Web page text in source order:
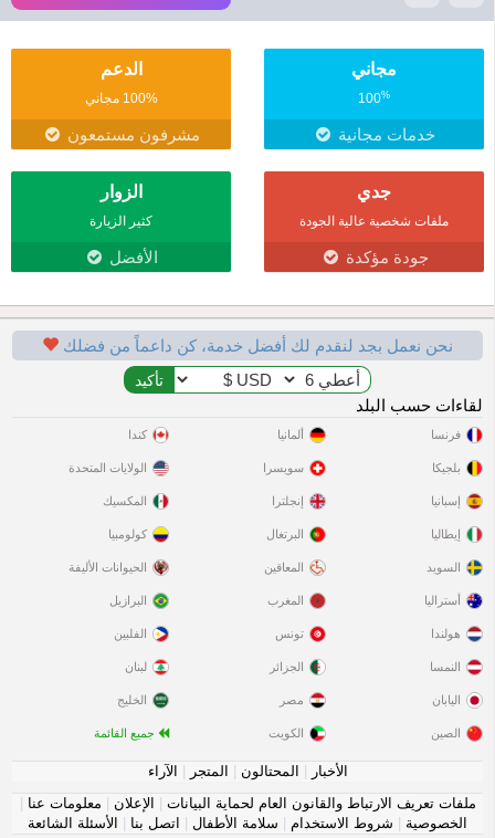
مجاني
100%
خدمات مجانية
الدعم
100% مجاني
مشرفون مستمعون
جدي
ملفات شخصية عالية الجودة
جودة مؤكدة
الزوار
كثير الزيارة
الأفضل
نحن نعمل بجد لنقدم لك أفضل خدمة، كن داعماً من فضلك
لقاءات حسب البلد
فرنسا
بلجيكا
إسبانيا
إيطاليا
السويد
ألمانيا
سويسرا
إنجلترا
البرتغال
المعاقين
كندا
الولايات المتحدة
المكسيك
كولومبيا
الحيوانات الأليفة
أستراليا
هولندا
النمسا
اليابان
الصين
المغرب
تونس
الجزائر
مصر
الكويت
البرازيل
الفلبين
لبنان
الخليج
جميع القائمة
الأخبار المحتالون المتجر
الآراء
ملفات تعريف الارتباط والقانون العام لحماية البيانات
الإعلان معلومات عنا
الخصوصية
شروط الاستخدام سلامة الأطفال اتصل بنا الأسئلة الشائعة